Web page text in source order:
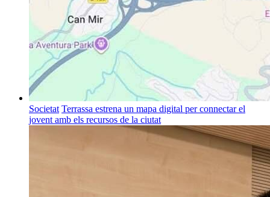
Societat Terrassa estrena un mapa digital per connectar el
jovent amb els recursos de la ciutat